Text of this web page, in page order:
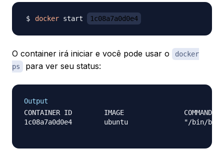
docker start 1c08a7a0d0e4
O container irá iniciar e você pode usar o
docker
ps
para ver seu status:
Output
CONTAINER ID        IMAGE
1c08a7a0d0e4        ubuntu              "/bin/